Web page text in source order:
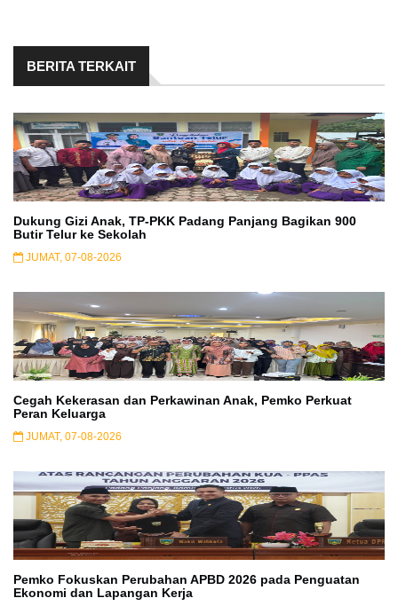
BERITA TERKAIT
Dukung Gizi Anak, TP-PKK Padang Panjang Bagikan 900
Butir Telur ke Sekolah
JUMAT, 07-08-2026
Cegah Kekerasan dan Perkawinan Anak, Pemko Perkuat
Peran Keluarga
JUMAT, 07-08-2026
Pemko Fokuskan Perubahan APBD 2026 pada Penguatan
Ekonomi dan Lapangan Kerja